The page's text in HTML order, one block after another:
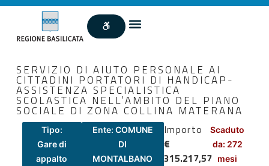
SERVIZIO DI AIUTO PERSONALE AI
CITTADINI PORTATORI DI HANDICAP-
ASSISTENZA SPECIALISTICA
SCOLASTICA NELL’AMBITO DEL PIANO
SOCIALE DI ZONA COLLINA MATERANA
Tipo:
Gare di
appalto
Ente: COMUNE
DI
MONTALBANO
Importo
€
315.217,57
Scaduto
da: 272
mesi